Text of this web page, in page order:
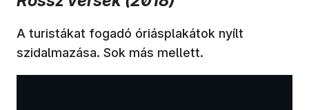
A turistákat fogadó óriásplakátok nyílt
szidalmazása. Sok más mellett.